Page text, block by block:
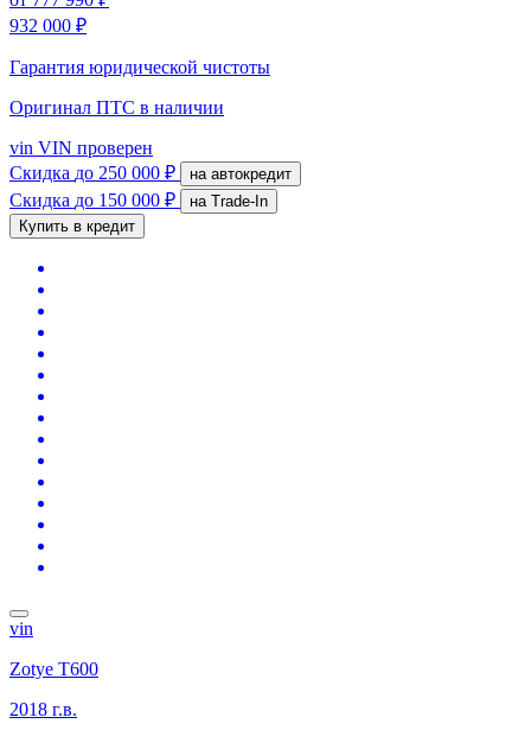
932 000 ₽
Гарантия юридической чистоты
Оригинал ПТС в наличии
vin VIN проверен
Скидка до 250 000 ₽ на автокредит
Скидка до 150 000 ₽
на Trade-In
Купить в кредит
vin
Zotye T600
2018 г.в.